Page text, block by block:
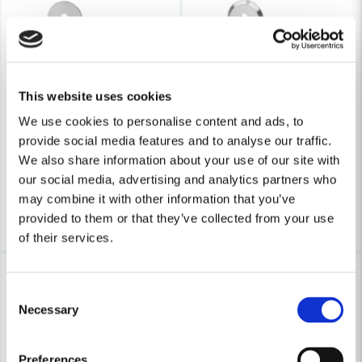
This website uses cookies
We use cookies to personalise content and ads, to
provide social media features and to analyse our traffic.
We also share information about your use of our site with
our social media, advertising and analytics partners who
may combine it with other information that you’ve
provided to them or that they’ve collected from your use
of their services.
Selection
Necessary
Skicka fråga
Habo Dörrhandtag Denver Kombi Borstad krom SB
488 kr
411 kr
Leveranstid ifrån leverantör ca
7-10 arbetsdagar
Köp
336 kr
283 kr
Leveranstid ifrån leverantör ca
7-10 arbetsdagar
Köp